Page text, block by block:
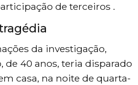
de terceiros .
da investigação,
de 40 anos, teria disparado
casa, na noite de quarta-